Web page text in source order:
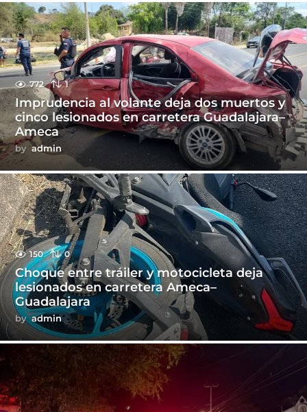
772 1
Imprudencia al volante deja dos muertos y
cinco lesionados en carretera Guadalajara–
Ameca
by admin
150 0
Choque entre tráiler y motocicleta deja
lesionados en carretera Ameca–
Guadalajara
by admin